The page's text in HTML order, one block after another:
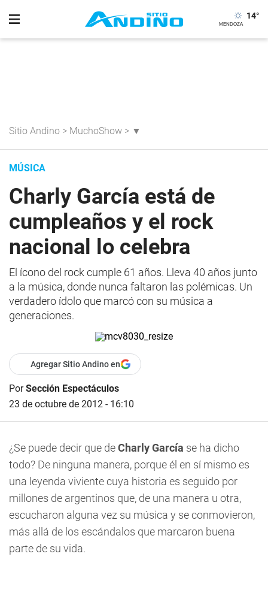
14°
Sitio Andino > MuchoShow > ▼
MÚSICA
Charly García está de
cumpleaños y el rock
nacional lo celebra
El ícono del rock cumple 61 años. Lleva 40 años junto
a la música, donde nunca faltaron las polémicas. Un
verdadero ídolo que marcó con su música a
generaciones.
Agregar Sitio Andino en
PorSección Espectáculos
23 de octubre de 2012 - 16:10
¿Se puede decir que deCharly García se ha dicho
todo? De ninguna manera, porque él en sí mismo es
una leyenda viviente cuya historia es seguido por
millones de argentinos que, de una manera u otra,
escucharon alguna vez su música y se conmovieron,
más allá de los escándalos que marcaron buena
parte de su vida.